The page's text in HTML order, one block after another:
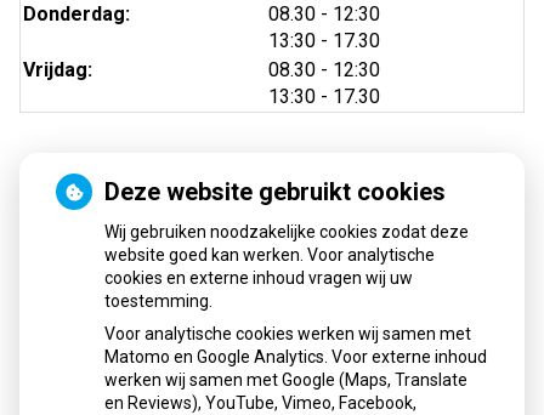
Donderdag:
08.30 tot
- 12:30
13:30 tot
- 17.30
Vrijdag:
08.30 tot
- 12:30
13:30 tot
- 17.30
Nieuws
Sinds huisartsen afslankmedicijnen mogen voorschrijven,
neemt gebruik toe
Schurft sinds corona geen vergeten ziekte meer: aantal
uitbraken fors gestegen
Stoppen met afslankmedicijnen betekent zonder
leefstijlaanpassingen weer gewichtstoename
Deze website gebruikt cookies
Wij gebruiken noodzakelijke cookies zodat deze
website goed kan werken. Voor analytische
cookies en externe inhoud vragen wij uw
toestemming.
Voor analytische cookies werken wij samen met
Matomo en Google Analytics. Voor externe inhoud
werken wij samen met Google (Maps, Translate
en Reviews), YouTube, Vimeo, Facebook,